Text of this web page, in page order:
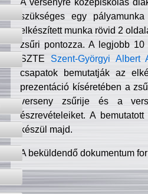
szükséges egy
elkészített munka rövid 2
zsűri pontozza. A legjobb
SZTE Szent-Györgyi Albert
csapatok bemutatják az
prezentáció kíséretében a
verseny zsűrije és a
észrevételeiket. A
készül majd.
A beküldendő dokumentum